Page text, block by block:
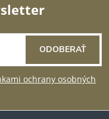
ochrany osobných
ODOBERAŤ